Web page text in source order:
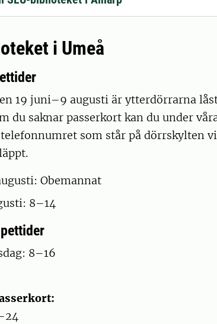
i Umeå
19 juni–9 augusti är ytterdörrarna
du saknar passerkort kan du under
som står på dörrskylten
Obemannat
8–14
8–16